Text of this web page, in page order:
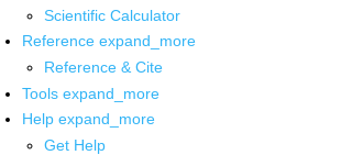
Scientific Calculator
Reference expand_more
Reference & Cite
Tools expand_more
Help expand_more
Get Help